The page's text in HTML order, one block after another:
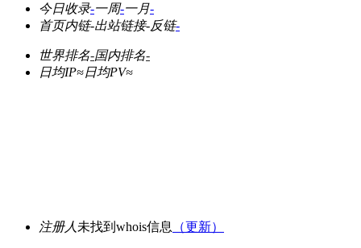
今日收录-一周-一月-
首页内链-出站链接-反链-
世界排名-国内排名-
日均IP≈日均PV≈
注册人 未找到whois信息 （更新）